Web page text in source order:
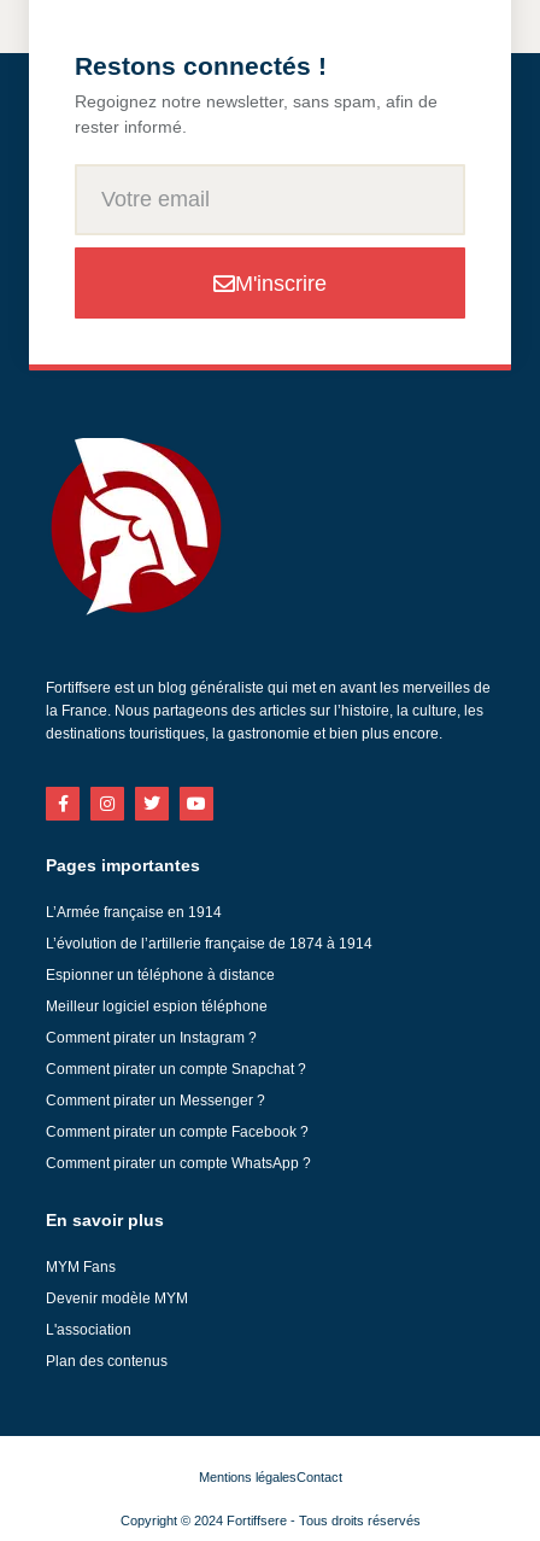
Restons connectés !
Regoignez notre newsletter, sans spam, afin de
rester informé.
M'inscrire
Fortiffsere est un blog généraliste qui met en avant les merveilles de
la France. Nous partageons des articles sur l’histoire, la culture, les
destinations touristiques, la gastronomie et bien plus encore.
Pages importantes
L’Armée française en 1914
L’évolution de l’artillerie française de 1874 à 1914
Espionner un téléphone à distance
Meilleur logiciel espion téléphone
Comment pirater un Instagram ?
Comment pirater un compte Snapchat ?
Comment pirater un Messenger ?
Comment pirater un compte Facebook ?
Comment pirater un compte WhatsApp ?
En savoir plus
MYM Fans
Devenir modèle MYM
L'association
Plan des contenus
Mentions légalesContact
Copyright © 2024 Fortiffsere - Tous droits réservés